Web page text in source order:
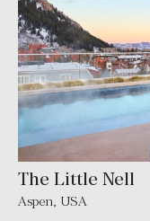
The Little Nell
Aspen, USA